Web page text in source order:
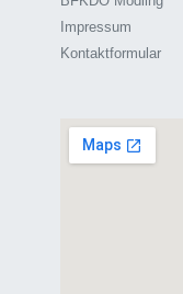
Impressum
Kontaktformular